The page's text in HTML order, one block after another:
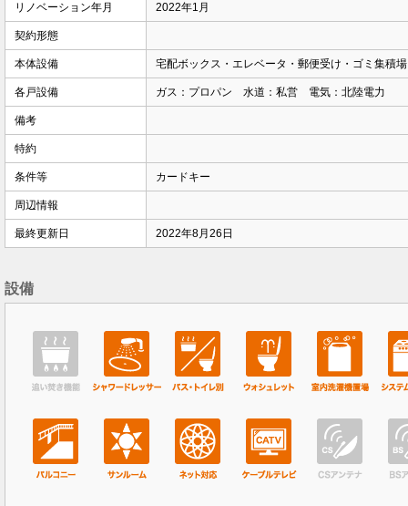
リノベーション年月 2022年1月
契約形態
本体設備 宅配ボックス・エレベータ・郵便受け・ゴミ集積場
各戸設備 ガス：プロパン 水道：私営 電気：北陸電力
備考
特約
条件等 カードキー
周辺情報
最終更新日 2022年8月26日
設備